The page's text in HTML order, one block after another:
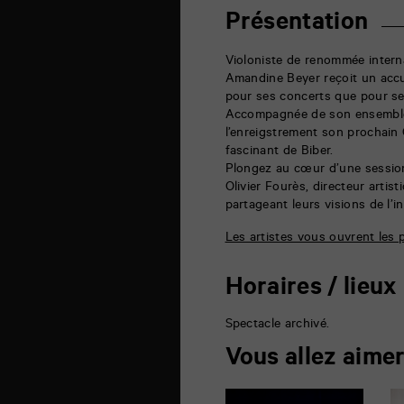
Présentation
Violoniste de renommée
Amandine Beyer reçoit un
pour ses concerts que pour
Accompagnée de son
l’enreigstrement son prochain
fascinant de Biber.
Plongez au cœur d’une
Olivier Fourès, directeur
partageant leurs visions de
Les artistes vous ouvrent les
Horaires / lieux
Spectacle archivé.
Vous allez aimer